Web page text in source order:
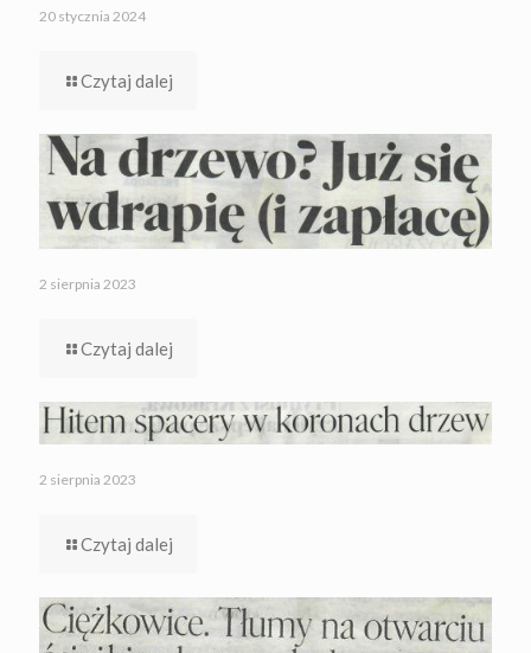
20 stycznia 2024
Czytaj dalej
2 sierpnia 2023
Czytaj dalej
2 sierpnia 2023
Czytaj dalej